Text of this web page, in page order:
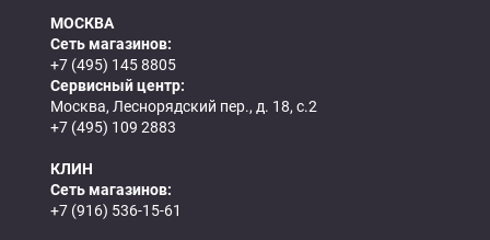
МОСКВА
Сеть магазинов:
+7 (495) 145 8805
Сервисный центр:
Москва, Леснорядский пер., д. 18, с.2
+7 (495) 109 2883
КЛИН
Сеть магазинов:
+7 (916) 536-15-61